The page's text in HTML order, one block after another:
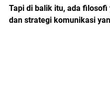
Tapi di balik itu, ada filosofi
dan strategi komunikasi